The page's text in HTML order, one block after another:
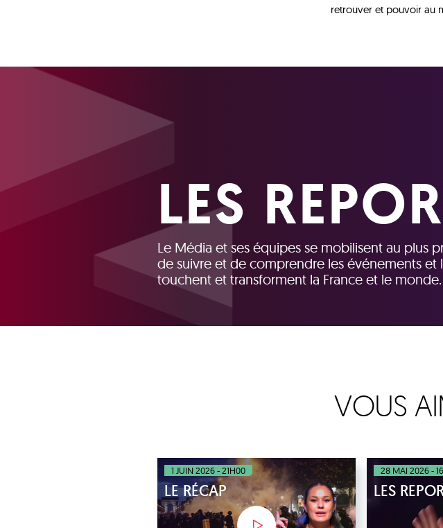
retrouver et pouvoir au
LES
Le Média et ses équipes se mobilisent au plus
de suivre et de comprendre les événements
touchent et transforment la France et le monde.
VOUS
1 JUIN 2026 - 21H00
LE RÉCAP
28 MAI 2026 -
LES